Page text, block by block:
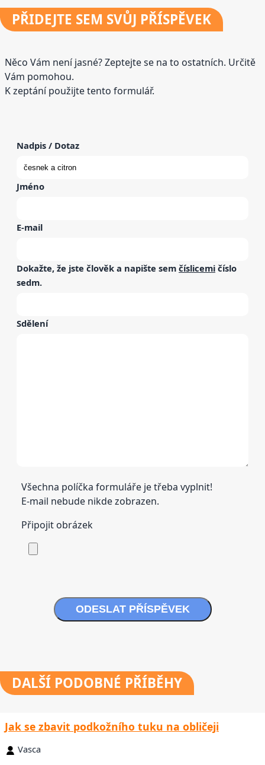
PŘIDEJTE SEM SVŮJ PŘÍSPĚVEK
Něco Vám není jasné? Zeptejte se na to ostatních. Určitě
Vám pomohou.
K zeptání použijte tento formulář.
Nadpis / Dotaz
Jméno
E-mail
Dokažte, že jste člověk a napište sem číslicemi číslo
sedm.
Sdělení
Všechna políčka formuláře je třeba vyplnit!
E-mail nebude nikde zobrazen.
Připojit obrázek
ODESLAT PŘÍSPĚVEK
DALŠÍ PODOBNÉ PŘÍBĚHY
Jak se zbavit podkožního tuku na obličeji
Vasca